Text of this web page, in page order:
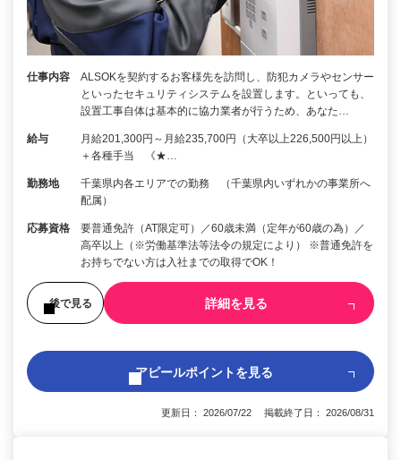
仕事内容
ALSOKを契約するお客様先を訪問し、防犯カメラやセンサー
といったセキュリティシステムを設置します。といっても、
設置工事自体は基本的に協力業者が行うため、あなた…
給与
月給201,300円～月給235,700円（大卒以上226,500円以上）
＋各種手当 《★…
勤務地
千葉県内各エリアでの勤務 （千葉県内いずれかの事業所へ
配属）
応募資格
要普通免許（AT限定可）／60歳未満（定年が60歳の為）／
高卒以上（※労働基準法等法令の規定により） ※普通免許を
お持ちでない方は入社までの取得でOK！
後で見る 詳細を見る
アピールポイントを見る
更新日： 2026/07/22 掲載終了日： 2026/08/31